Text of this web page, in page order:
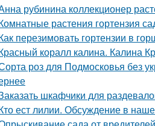
рубинина коллекционер
растения гортензия
перезимовать гортензии в
коралл калина. Калина
роз для Подмосковья без
шкафчики для
ест лилии. Обсуждение в